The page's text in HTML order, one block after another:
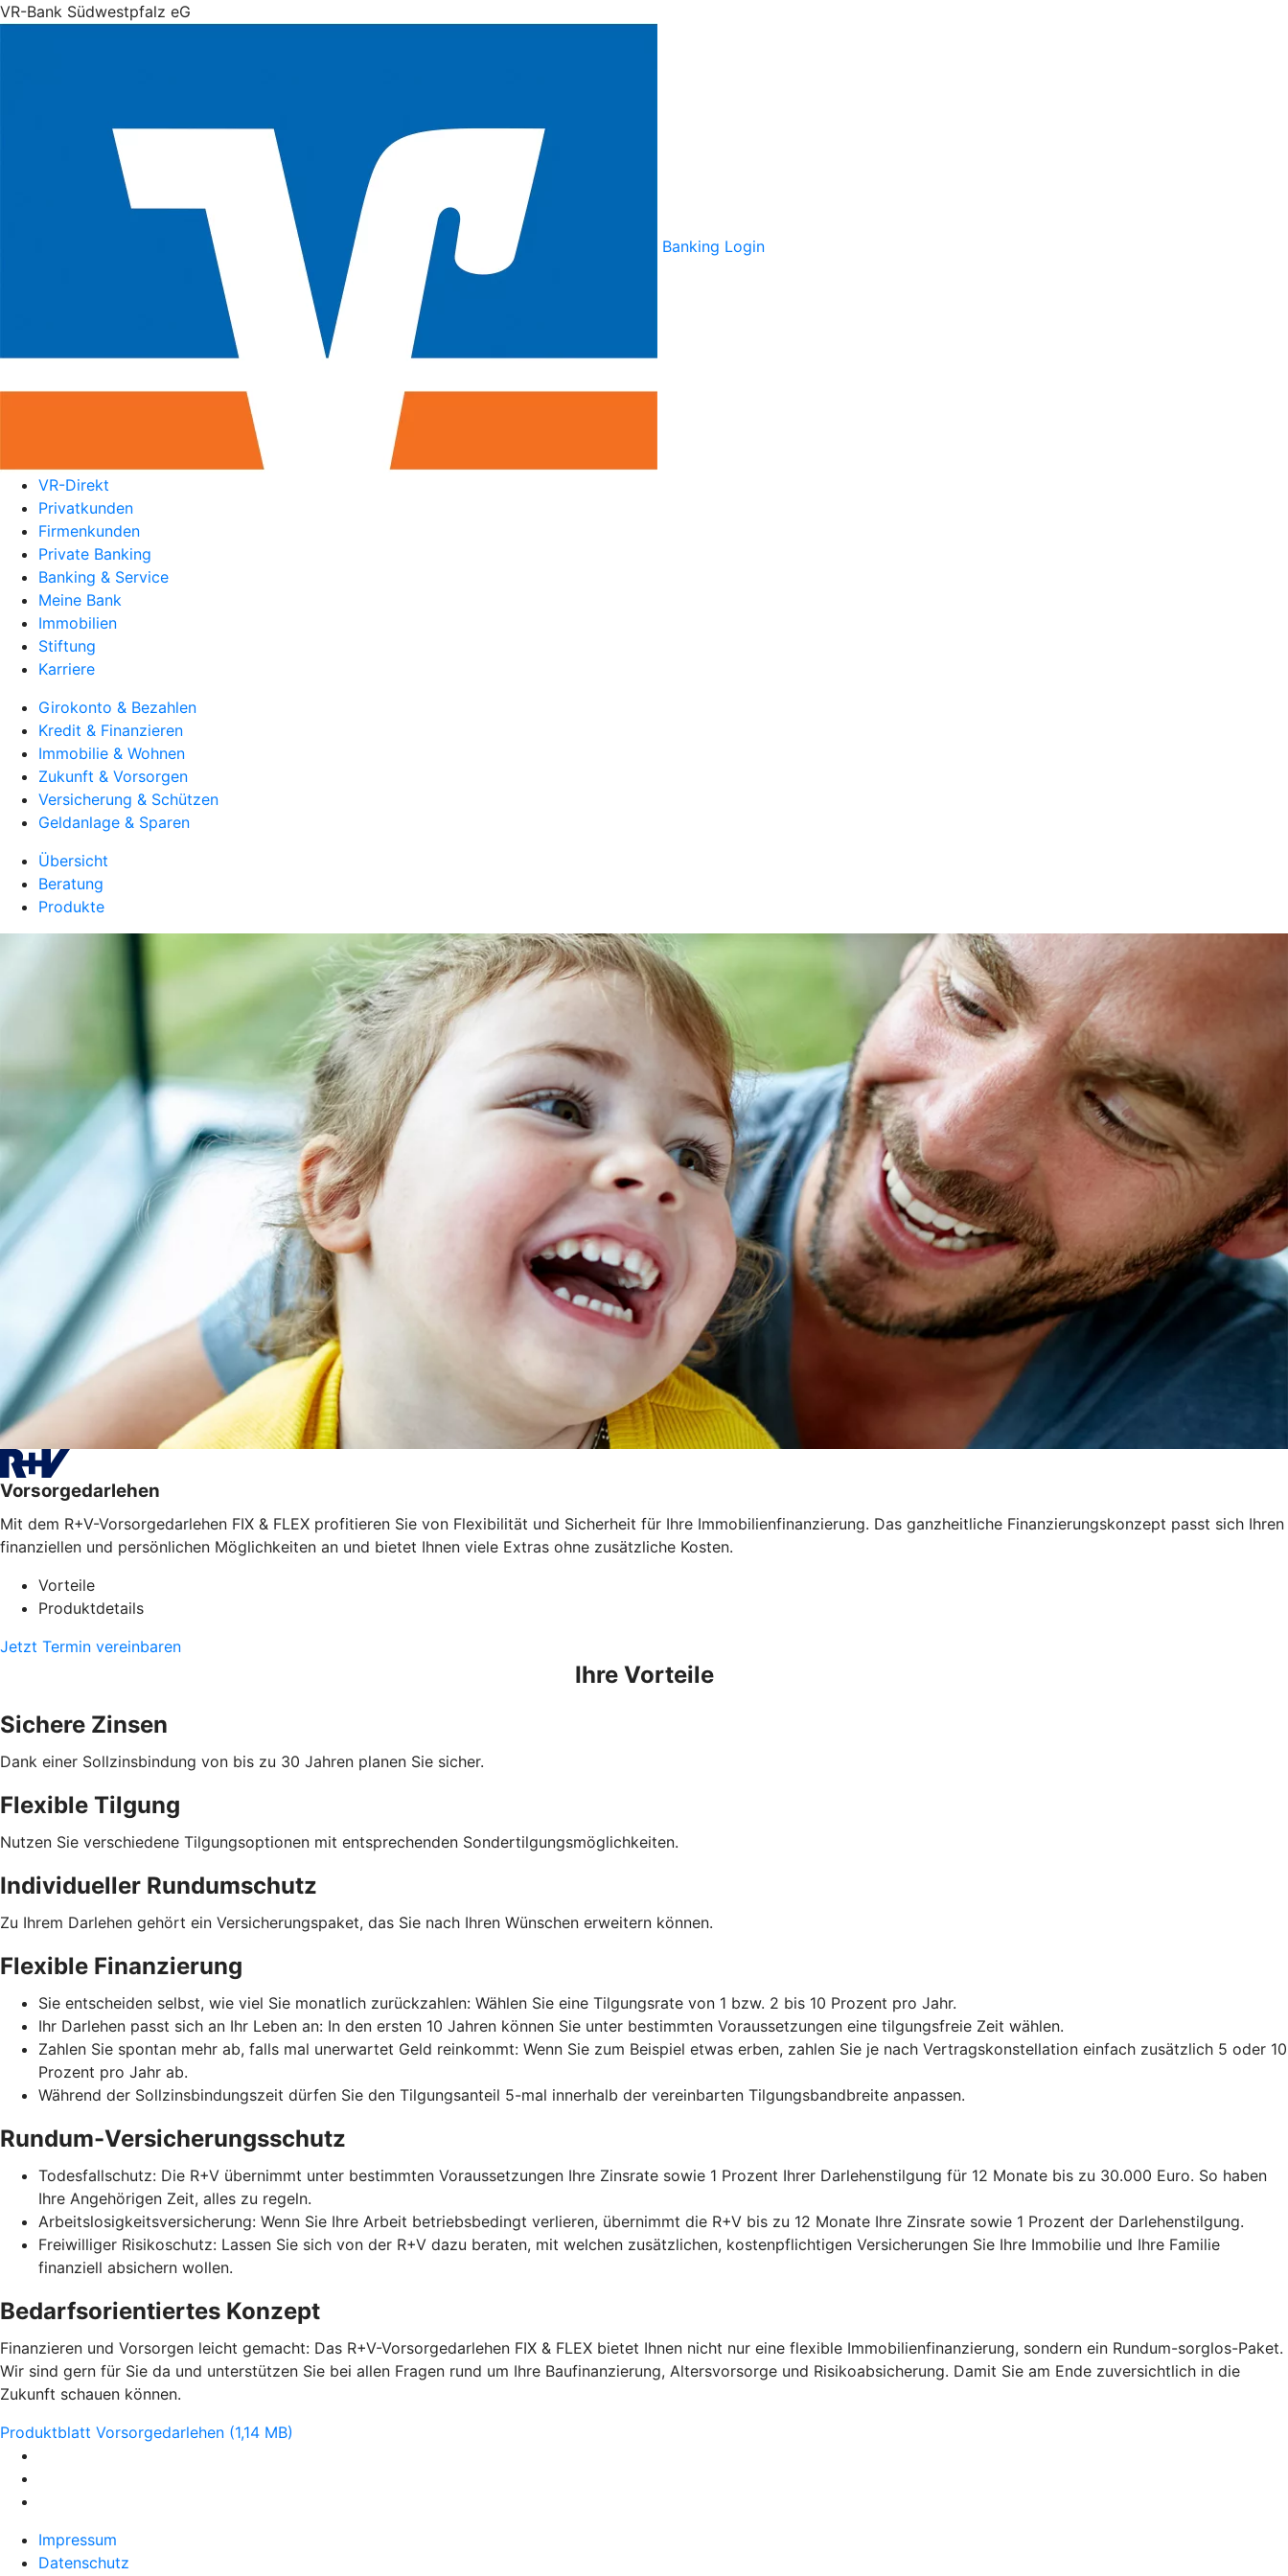
VR-Bank Südwestpfalz eG
Banking Login
VR-Direkt
Privatkunden
Firmenkunden
Private Banking
Banking & Service
Meine Bank
Immobilien
Stiftung
Karriere
Girokonto & Bezahlen
Kredit & Finanzieren
Immobilie & Wohnen
Zukunft & Vorsorgen
Versicherung & Schützen
Geldanlage & Sparen
Übersicht
Beratung
Produkte
Vorsorgedarlehen
Mit dem R+V-Vorsorgedarlehen FIX & FLEX profitieren Sie von Flexibilität und Sicherheit für Ihre Immobilienfinanzierung. Das ganzheitliche Finanzierungskonzept passt sich Ihren
finanziellen und persönlichen Möglichkeiten an und bietet Ihnen viele Extras ohne zusätzliche Kosten.
Vorteile
Produktdetails
Jetzt Termin vereinbaren
Ihre Vorteile
Sichere Zinsen
Dank einer Sollzinsbindung von bis zu 30 Jahren planen Sie sicher.
Flexible Tilgung
Nutzen Sie verschiedene Tilgungsoptionen mit entsprechenden Sondertilgungsmöglichkeiten.
Individueller Rundumschutz
Zu Ihrem Darlehen gehört ein Versicherungspaket, das Sie nach Ihren Wünschen erweitern können.
Flexible Finanzierung
Sie entscheiden selbst, wie viel Sie monatlich zurückzahlen: Wählen Sie eine Tilgungsrate von 1 bzw. 2 bis 10 Prozent pro Jahr.
Ihr Darlehen passt sich an Ihr Leben an: In den ersten 10 Jahren können Sie unter bestimmten Voraussetzungen eine tilgungsfreie Zeit wählen.
Zahlen Sie spontan mehr ab, falls mal unerwartet Geld reinkommt: Wenn Sie zum Beispiel etwas erben, zahlen Sie je nach Vertragskonstellation einfach zusätzlich 5 oder 10
Prozent pro Jahr ab.
Während der Sollzinsbindungszeit dürfen Sie den Tilgungsanteil 5-mal innerhalb der vereinbarten Tilgungsbandbreite anpassen.
Rundum-Versicherungsschutz
Todesfallschutz: Die R+V übernimmt unter bestimmten Voraussetzungen Ihre Zinsrate sowie 1 Prozent Ihrer Darlehenstilgung für 12 Monate bis zu 30.000 Euro. So haben
Ihre Angehörigen Zeit, alles zu regeln.
Arbeitslosigkeitsversicherung: Wenn Sie Ihre Arbeit betriebsbedingt verlieren, übernimmt die R+V bis zu 12 Monate Ihre Zinsrate sowie 1 Prozent der Darlehenstilgung.
Freiwilliger Risikoschutz: Lassen Sie sich von der R+V dazu beraten, mit welchen zusätzlichen, kostenpflichtigen Versicherungen Sie Ihre Immobilie und Ihre Familie
finanziell absichern wollen.
Bedarfsorientiertes Konzept
Finanzieren und Vorsorgen leicht gemacht: Das R+V-Vorsorgedarlehen FIX & FLEX bietet Ihnen nicht nur eine flexible Immobilienfinanzierung, sondern ein Rundum-sorglos-Paket.
Wir sind gern für Sie da und unterstützen Sie bei allen Fragen rund um Ihre Baufinanzierung, Altersvorsorge und Risikoabsicherung. Damit Sie am Ende zuversichtlich in die
Zukunft schauen können.
Produktblatt Vorsorgedarlehen (1,14 MB)
Impressum
Datenschutz